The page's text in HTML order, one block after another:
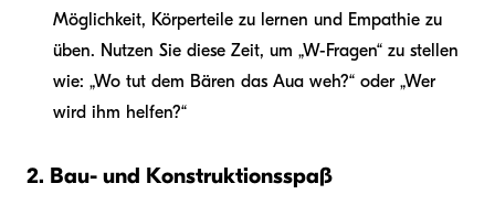
Möglichkeit, Körperteile zu lernen und Empathie zu
üben. Nutzen Sie diese Zeit, um „W-Fragen“ zu stellen
wie: „Wo tut dem Bären das Aua weh?“ oder „Wer
wird ihm helfen?“
2. Bau- und Konstruktionsspaß